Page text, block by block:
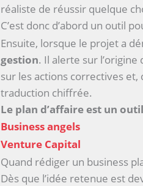
réaliste de réussir quelque
C’est donc d’abord un outil
Ensuite, lorsque le projet a
gestion. Il alerte sur
sur les actions correctives et,
traduction chiffrée.
Le plan d’affaire est un
Business angels
Venture Capital
Quand rédiger un business
Dès que l’idée retenue est